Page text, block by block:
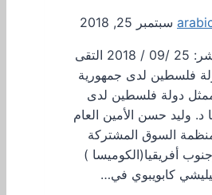
سبتمبر 25, 2018
تاريخ النشر: 25 /09 / 2018 التقى
فلسطين لدى جمهورية
دولة فلسطين لدى
د. وليد حسن الأمين العام
السوق المشتركة
أفريقيا(الكوميسا )
كابويبوي في…